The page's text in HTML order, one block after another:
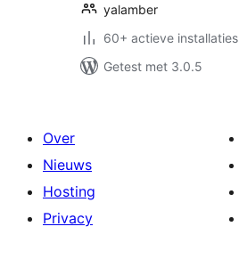
yalamber
60+ actieve installaties
Getest met 3.0.5
Over
Nieuws
Hosting
Privacy